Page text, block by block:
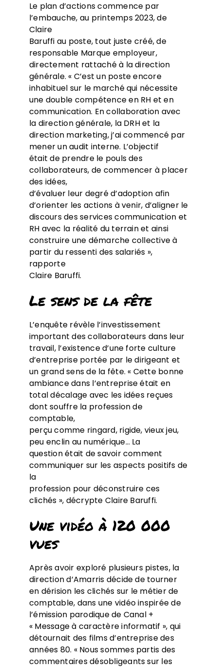
Le plan d’actions commence par
l’embauche, au printemps 2023, de
Claire
Baruffi au poste, tout juste créé, de
responsable Marque employeur,
directement rattaché à la direction
générale. « C’est un poste encore
inhabituel sur le marché qui nécessite
une double compétence en RH et en
communication. En collaboration avec
la direction générale, la DRH et la
direction marketing, j’ai commencé par
mener un audit interne. L’objectif
était de prendre le pouls des
collaborateurs, de commencer à placer
des idées,
d’évaluer leur degré d’adoption afin
d’orienter les actions à venir, d’aligner le
discours des services communication et
RH avec la réalité du terrain et ainsi
construire une démarche collective à
partir du ressenti des salariés »,
rapporte
Claire Baruffi.
Le sens de la fête
L’enquête révèle l’investissement
important des collaborateurs dans leur
travail, l’existence d’une forte culture
d’entreprise portée par le dirigeant et
un grand sens de la fête. « Cette bonne
ambiance dans l’entreprise était en
total décalage avec les idées reçues
dont souffre la profession de
comptable,
perçu comme ringard, rigide, vieux jeu,
peu enclin au numérique… La
question était de savoir comment
communiquer sur les aspects positifs de
la
profession pour déconstruire ces
clichés », décrypte Claire Baruffi.
Une vidéo à 120 000
vues
Après avoir exploré plusieurs pistes, la
direction d’Amarris décide de tourner
en dérision les clichés sur le métier de
comptable, dans une vidéo inspirée de
l’émission parodique de Canal +
« Message à caractère informatif », qui
détournait des films d’entreprise des
années 80. « Nous sommes partis des
commentaires désobligeants sur les